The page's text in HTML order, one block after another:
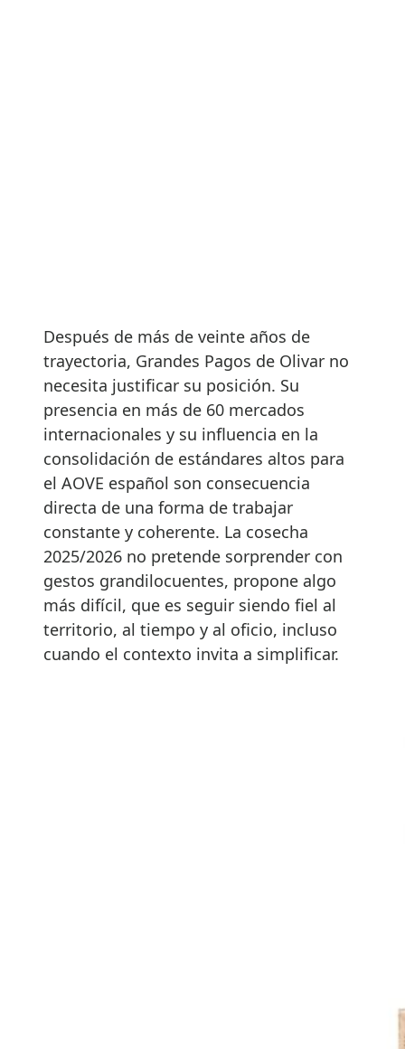
Después de más de veinte años de
trayectoria, Grandes Pagos de Olivar no
necesita justificar su posición. Su
presencia en más de 60 mercados
internacionales y su influencia en la
consolidación de estándares altos para
el AOVE español son consecuencia
directa de una forma de trabajar
constante y coherente. La cosecha
2025/2026 no pretende sorprender con
gestos grandilocuentes, propone algo
más difícil, que es seguir siendo fiel al
territorio, al tiempo y al oficio, incluso
cuando el contexto invita a simplificar.